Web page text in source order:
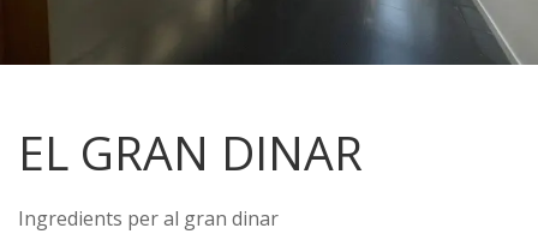
EL GRAN DINAR
Ingredients per al gran dinar